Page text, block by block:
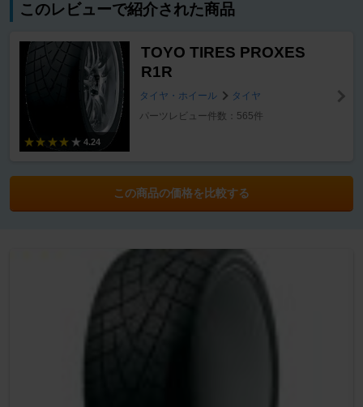
このレビューで紹介された商品
4.24
TOYO TIRES PROXES
R1R
タイヤ・ホイール
タイヤ
パーツレビュー件数：565件
この商品の価格を比較する